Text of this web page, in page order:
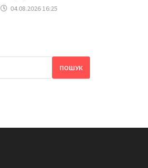
04.08.2026 16:25
ПОШУК